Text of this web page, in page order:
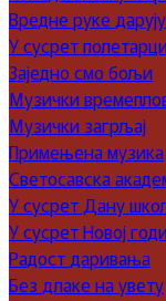
Вредне руке
У сусрет
Заједно смо бољи
Музички
Музички загрљај
Примењена музика
Светосавска
У сусрет Дану
У сусрет Новој
Радост даривања
Без длаке на увету